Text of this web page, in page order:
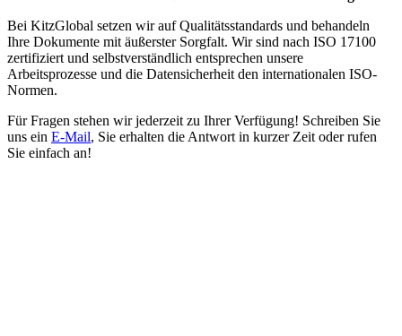
Bei KitzGlobal setzen wir auf Qualitätsstandards und behandeln
Ihre Dokumente mit äußerster Sorgfalt. Wir sind nach ISO 17100
zertifiziert und selbstverständlich entsprechen unsere
Arbeitsprozesse und die Datensicherheit den internationalen ISO-
Normen.
Für Fragen stehen wir jederzeit zu Ihrer Verfügung! Schreiben Sie
uns ein E-Mail, Sie erhalten die Antwort in kurzer Zeit oder rufen
Sie einfach an!